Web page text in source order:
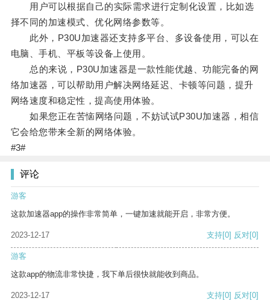
用户可以根据自己的实际需求进行定制化设置，比如选
择不同的加速模式、优化网络参数等。
此外，P30U加速器还支持多平台、多设备使用，可以在
电脑、手机、平板等设备上使用。
总的来说，P30U加速器是一款性能优越、功能完备的网
络加速器，可以帮助用户解决网络延迟、卡顿等问题，提升
网络速度和稳定性，提高使用体验。
如果您正在苦恼网络问题，不妨试试P30U加速器，相信
它会给您带来全新的网络体验。
#3#
评论
游客
这款加速器app的操作非常简单，一键加速就能开启，非常方便。
2023-12-17 支持[0] 反对[0]
游客
这款app的物流非常快捷，我下单后很快就能收到商品。
2023-12-17 支持[0] 反对[0]